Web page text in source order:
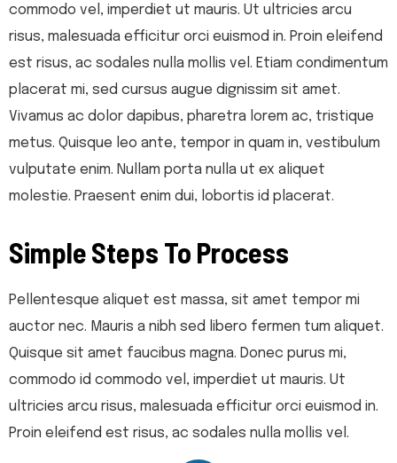
commodo vel, imperdiet ut mauris. Ut ultricies arcu
risus, malesuada efficitur orci euismod in. Proin eleifend
est risus, ac sodales nulla mollis vel. Etiam condimentum
placerat mi, sed cursus augue dignissim sit amet.
Vivamus ac dolor dapibus, pharetra lorem ac, tristique
metus. Quisque leo ante, tempor in quam in, vestibulum
vulputate enim. Nullam porta nulla ut ex aliquet
molestie. Praesent enim dui, lobortis id placerat.
Simple Steps To Process
Pellentesque aliquet est massa, sit amet tempor mi
auctor nec. Mauris a nibh sed libero fermen tum aliquet.
Quisque sit amet faucibus magna. Donec purus mi,
commodo id commodo vel, imperdiet ut mauris. Ut
ultricies arcu risus, malesuada efficitur orci euismod in.
Proin eleifend est risus, ac sodales nulla mollis vel.